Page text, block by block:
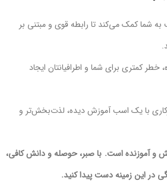
شما کمک می‌کند تا رابطه قوی و مبتنی بر
کمتری برای شما و اطرافیانتان ایجاد
با یک اسب آموزش دیده، لذت‌بخش‌تر و
و آموزنده است. با صبر، حوصله و دانش کافی،
در این زمینه دست پیدا کنید.